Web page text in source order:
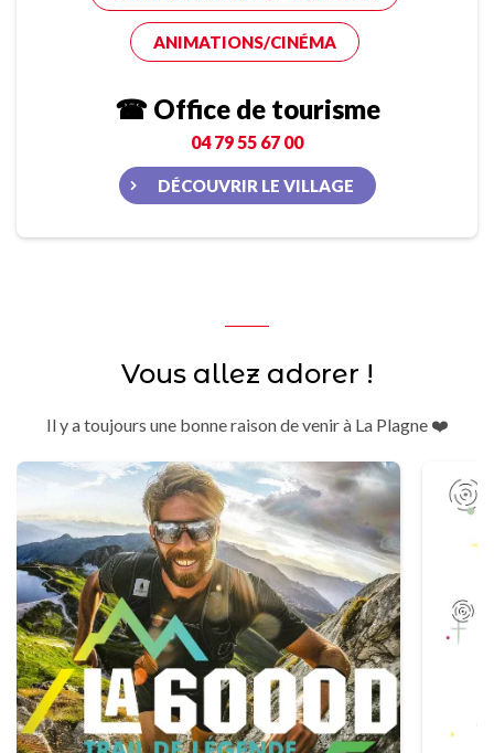
ANIMATIONS/CINÉMA
☎ Office de tourisme
04 79 55 67 00
DÉCOUVRIR LE VILLAGE
Vous allez adorer !
Il y a toujours une bonne raison de venir à La Plagne ❤️